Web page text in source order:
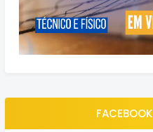
FACEBOOK